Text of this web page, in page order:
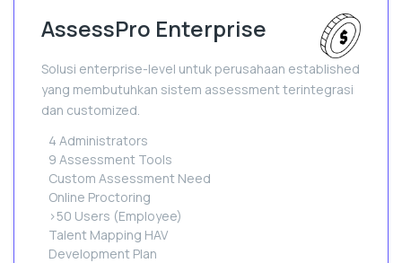
AssessPro Enterprise
Solusi enterprise-level untuk perusahaan established
yang membutuhkan sistem assessment terintegrasi
dan customized.
4 Administrators
9 Assessment Tools
Custom Assessment Need
Online Proctoring
>50 Users (Employee)
Talent Mapping HAV
Development Plan